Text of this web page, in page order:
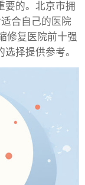
要的。北京市拥
合自己的医院
修复医院前十强
择提供参考。